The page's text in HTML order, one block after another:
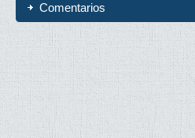
Comentarios